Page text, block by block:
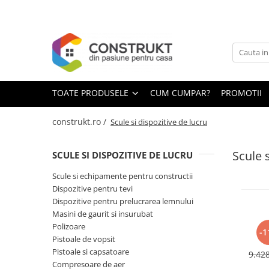
Toate Produsele
Centrale termice
Termoseminee, seminee si sobe
Cazane pe combustibil solid
Termostate de ambient
Aeroterme si destratificatoare de
Radiatoare si convectoare
Incalzire in pardoseala
Panouri radiante si incalzitoare cu
TOATE PRODUSELE CUM CUMPAR? PROMOTII
construkt.ro / Scule si dispozitive de lucru
Scule
SCULE SI DISPOZITIVE DE LUCRU
Scule si echipamente pentru constructii
Dispozitive pentru tevi
Dispozitive pentru prelucrarea lemnului
Masini de gaurit si insurubat
Polizoare
Pistoale de vopsit
Pistoale si capsatoare
Compresoare de aer
-